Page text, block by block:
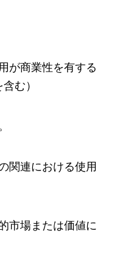
が商業性を有する
む）
関連における使用
市場または価値に